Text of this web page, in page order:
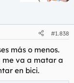
#1.838
más o menos.
me va a matar a
en bici.